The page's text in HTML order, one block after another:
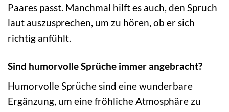
Paares passt. Manchmal hilft es auch, den Spruch
laut auszusprechen, um zu hören, ob er sich
richtig anfühlt.
Sind humorvolle Sprüche immer angebracht?
Humorvolle Sprüche sind eine wunderbare
Ergänzung, um eine fröhliche Atmosphäre zu